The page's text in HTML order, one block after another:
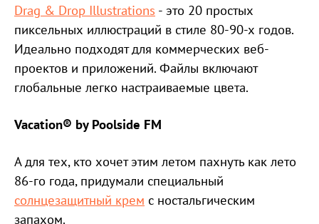
Drag & Drop Illustrations - это 20 простых
пиксельных иллюстраций в стиле 80-90-х годов.
Идеально подходят для коммерческих веб-
проектов и приложений. Файлы включают
глобальные легко настраиваемые цвета.
Vacation® by Poolside FM
А для тех, кто хочет этим летом пахнуть как лето
86-го года, придумали специальный
солнцезащитный крем с ностальгическим
запахом.